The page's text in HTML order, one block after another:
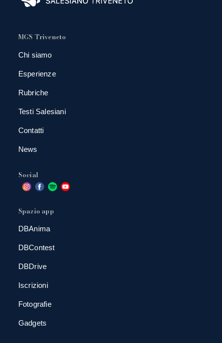
MGS Triveneto
Chi siamo
Esperienze
Rubriche
Testi Salesiani
Contatti
News
Social
Spazio app
DBAnima
DBContest
DBDrive
Iscrizioni
Fotografie
Gadgets